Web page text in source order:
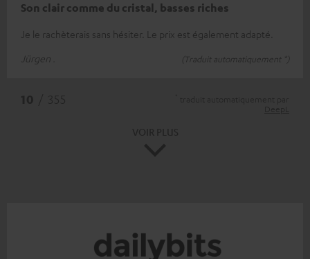
Son clair comme du cristal, basses riches
Je le rachèterais sans hésiter. Le prix est également adapté.
Jürgen .
(Traduit automatiquement *)